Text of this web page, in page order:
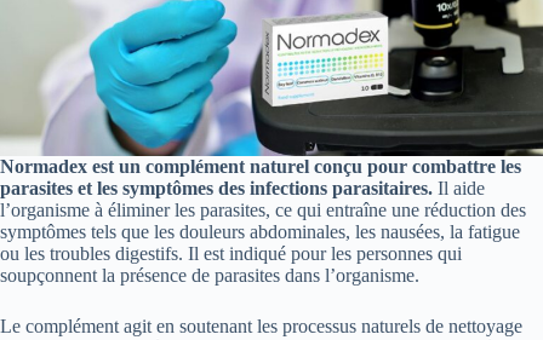
Normadex est un complément naturel conçu pour combattre les
parasites et les symptômes des infections parasitaires. Il aide
l’organisme à éliminer les parasites, ce qui entraîne une réduction des
symptômes tels que les douleurs abdominales, les nausées, la fatigue
ou les troubles digestifs. Il est indiqué pour les personnes qui
soupçonnent la présence de parasites dans l’organisme.
Le complément agit en soutenant les processus naturels de nettoyage